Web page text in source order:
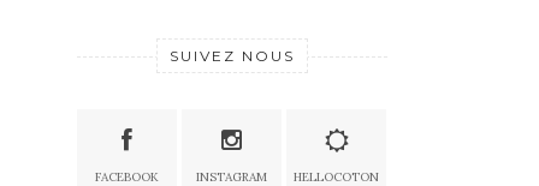
SUIVEZ NOUS
FACEBOOK INSTAGRAM HELLOCOTON